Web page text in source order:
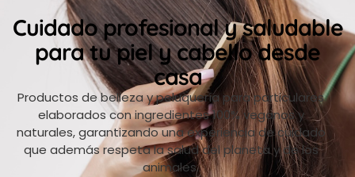
Cuidado profesional y saludable
para tu piel y cabello desde
casa
Productos de belleza y peluquería para particulares
elaborados con ingredientes 100% veganos y
naturales, garantizando una experiencia de cuidado
que además respeta la salud del planeta y de los
animales.